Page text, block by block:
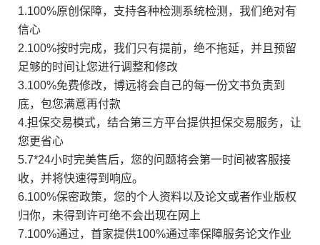
1.100%原创保障，支持各种检测系统检测，我们绝对有
信心
2.100%按时完成，我们只有提前，绝不拖延，并且预留
足够的时间让您进行调整和修改
3.100%免费修改，博远将会自己的每一份文书负责到
底，包您满意再付款
4.担保交易模式，结合第三方平台提供担保交易服务，让
您更省心
5.7*24小时完美售后，您的问题将会第一时间被客服接
收，并将快速得到响应。
6.100%保密政策，您的个人资料以及论文或者作业版权
归你，未得到许可绝不会出现在网上
7.100%通过，首家提供100%通过率保障服务论文作业